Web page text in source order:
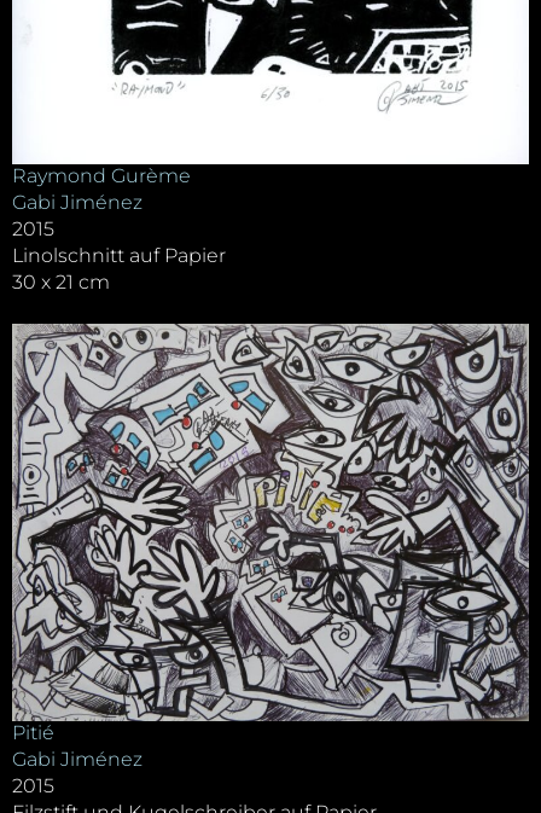
Raymond Gurème
Gabi Jiménez
2015
Linolschnitt auf Papier
30 x 21 cm
Pitié
Gabi Jiménez
2015